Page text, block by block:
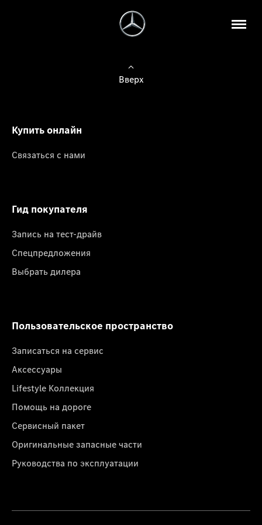
Вверх
Купить онлайн
Связаться с нами
Гид покупателя
Запись на тест-драйв
Спецпредложения
Выбрать дилера
Пользовательское пространство
Записаться на сервис
Аксессуары
Lifestyle Коллекция
Помощь на дороге
Сервисный пакет
Оригинальные запасные части
Руководства по эксплуатации